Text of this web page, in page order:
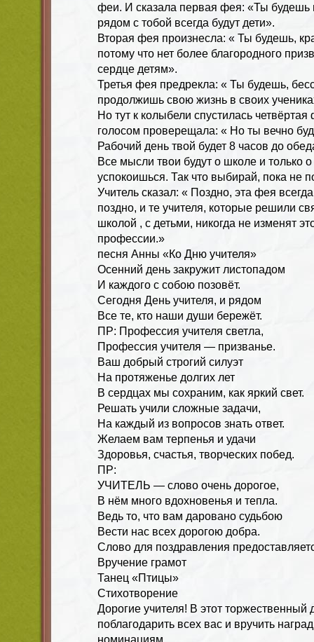
феи. И сказала первая фея: «Ты будешь
рядом с тобой всегда будут дети».
Вторая фея произнесла: « Ты будешь,
потому что нет более благородного
сердце детям».
Третья фея предрекла: « Ты будешь,
продолжишь свою жизнь в своих
Но тут к колыбели спустилась
голосом проверещала: « Но ты вечно
Рабочий день твой будет 8 часов до
Все мысли твои будут о школе и только
успокоишься. Так что выбирай, пока не
Учитель сказал: « Поздно, эта фея
поздно, и те учителя, которые решили
школой , с детьми, никогда не изменят
профессии.»
песня Анны «Ко Дню учителя»
Осенний день закружит листопадом
И каждого с собою позовёт.
Сегодня День учителя, и рядом
Все те, кто наши души бережёт.
ПР: Профессия учителя светла,
Профессия учителя — призванье.
Ваш добрый строгий силуэт
На протяженье долгих лет
В сердцах мы сохраним, как яркий свет.
Решать учили сложные задачи,
На каждый из вопросов знать ответ.
Желаем вам терпенья и удачи
Здоровья, счастья, творческих побед.
ПР:
УЧИТЕЛЬ — слово очень дорогое,
В нём много вдохновенья и тепла.
Ведь то, что вам даровано судьбою
Вести нас всех дорогою добра.
Слово для поздравления
Вручение грамот
Танец «Птицы»
Стихотворение
Дорогие учителя! В этот торжественный
поблагодарить всех вас и вручить
номинациям.